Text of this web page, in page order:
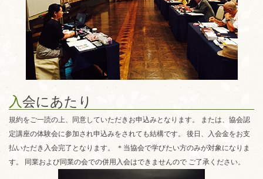
入会にあたり
規約をご一読の上、同意していただきお申込みとなります。 または、協会認
定講座の体験会に参加され申込みをされても結構です。 後日、入会金をお支
払いただき入会完了となります。 ＊当協会で学びたい方のみが対象になりま
す。 同業および同業の会での併用入会はできませんので ご了承ください。